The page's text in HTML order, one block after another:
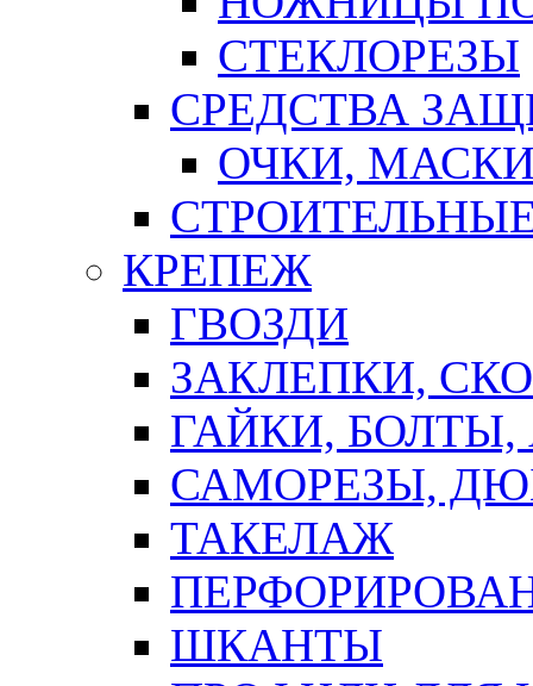
СТЕКЛОРЕЗЫ
СРЕДСТВА
ОЧКИ,
КРЕПЕЖ
ГВОЗДИ
ЗАКЛЕПКИ,
ГАЙКИ,
САМОРЕЗЫ,
ТАКЕЛАЖ
ШКАНТЫ